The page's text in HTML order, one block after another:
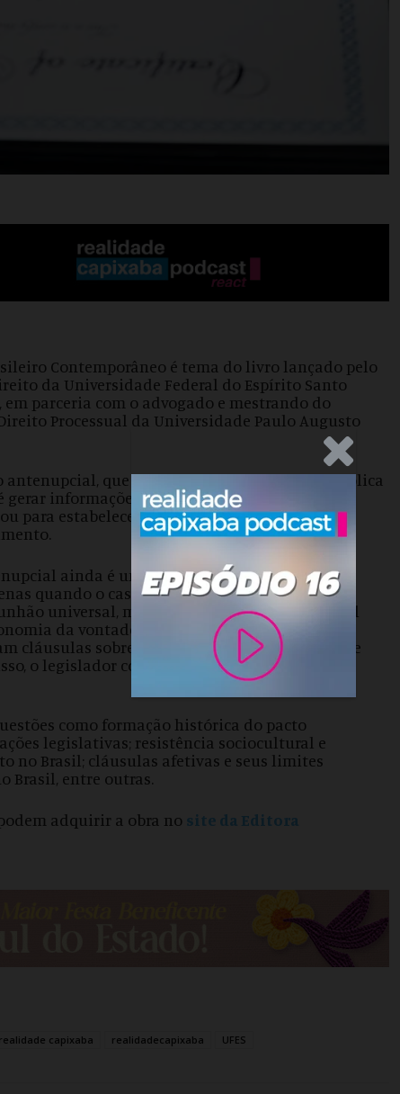
Contemporâneo é tema do livro lançado pelo
da Universidade Federal do Espírito Santo
em parceria com o advogado e mestrando do
Processual da Universidade Paulo Augusto
que deve ser feito por escritura pública
informações que podem ser de grande
para estabelecer soluções para situações que
ainda é um instrumento jurídico pouco
quando o casal adota o regime de bens da
universal, mas possui um grande potencial
da vontade dos noivos. Em essência, é um
cláusulas sobre bens, direitos e obrigações que
o legislador concedeu aos noivos a liberdade
como formação histórica do pacto
legislativas; resistência sociocultural e
no Brasil; cláusulas afetivas e seus limites
Brasil, entre outras.
adquirir a obra no site da Editora
realidade capixaba realidadecapixaba UFES